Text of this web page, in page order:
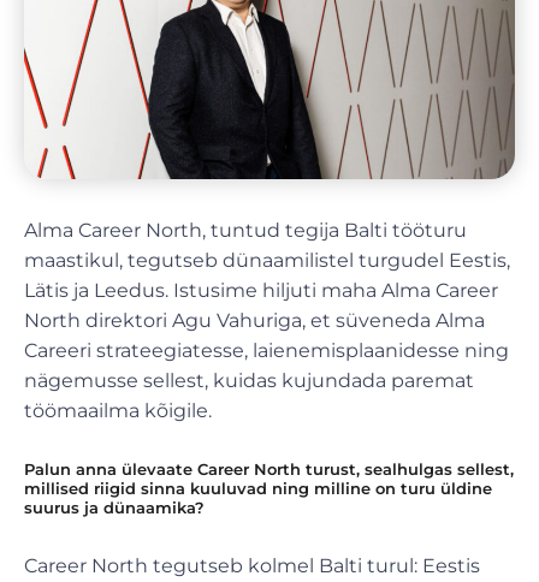
Alma Career North, tuntud tegija Balti tööturu
maastikul, tegutseb dünaamilistel turgudel Eestis,
Lätis ja Leedus. Istusime hiljuti maha Alma Career
North direktori Agu Vahuriga, et süveneda Alma
Careeri strateegiatesse, laienemisplaanidesse ning
nägemusse sellest, kuidas kujundada paremat
töömaailma kõigile.
Palun anna ülevaate Career North turust, sealhulgas sellest,
millised riigid sinna kuuluvad ning milline on turu üldine
suurus ja dünaamika?
Career North tegutseb kolmel Balti turul: Eestis